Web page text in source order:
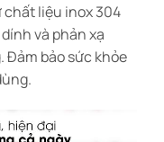
liệu inox 304
và phản xạ
Đảm bảo sức khỏe